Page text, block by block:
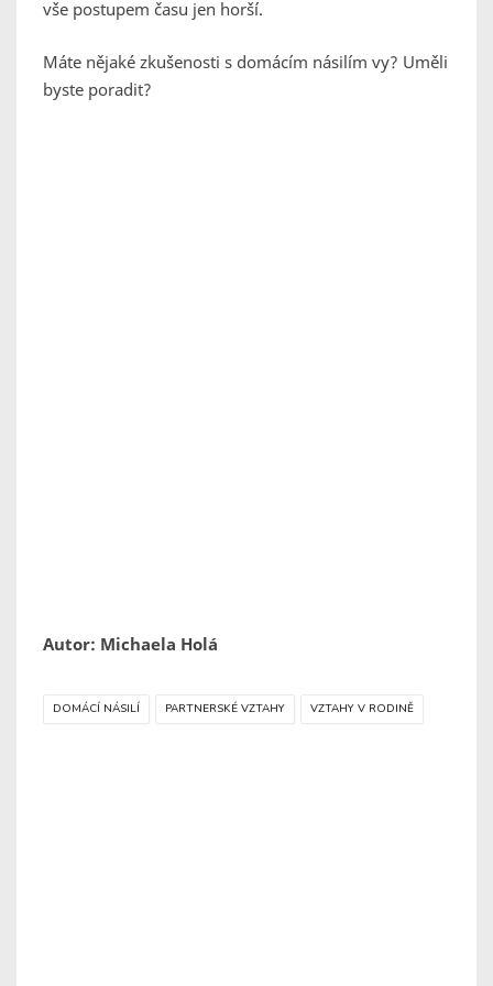
vše postupem času jen horší.
Máte nějaké zkušenosti s domácím násilím vy? Uměli
byste poradit?
Autor: Michaela Holá
DOMÁCÍ NÁSILÍ PARTNERSKÉ VZTAHY VZTAHY V RODINĚ